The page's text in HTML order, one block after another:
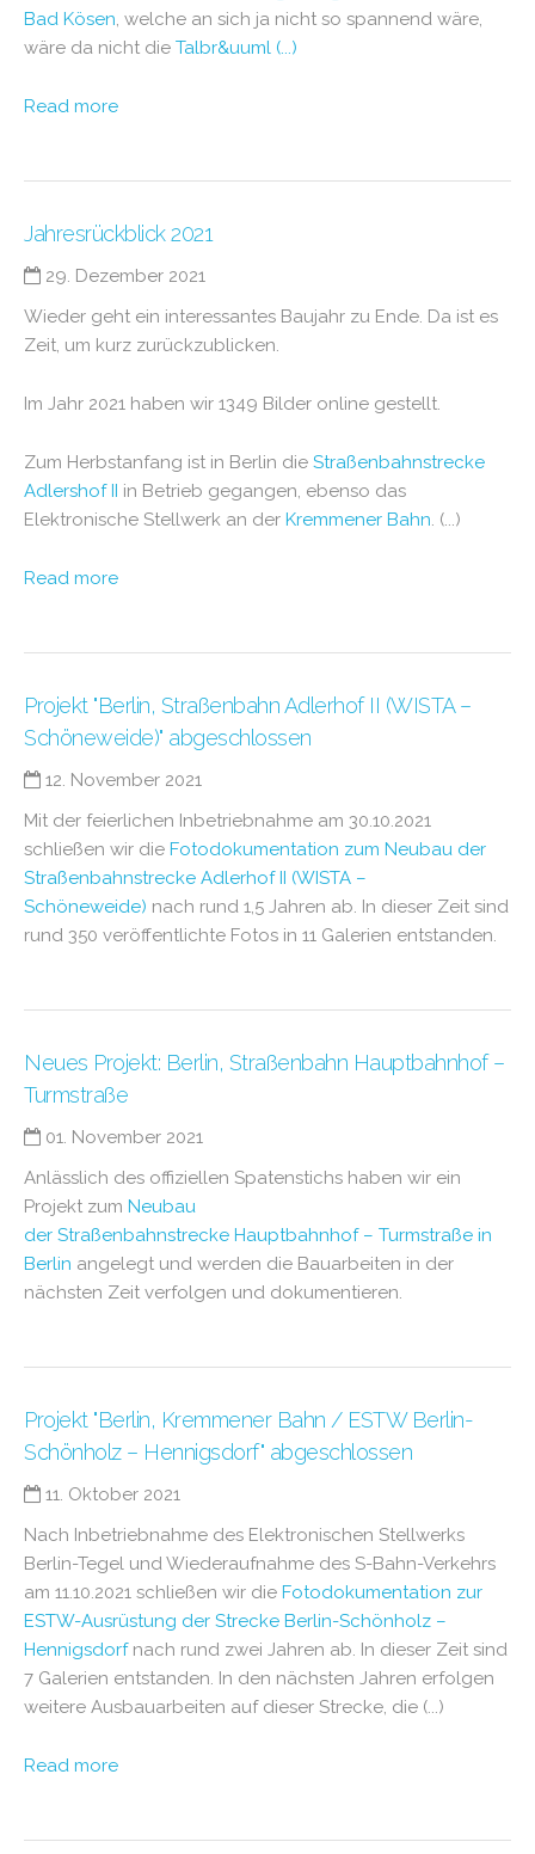
Bad Kösen, welche an sich ja nicht so spannend wäre,
wäre da nicht die Talbr&uuml (...)
Read more
Jahresrückblick 2021
29. Dezember 2021
Wieder geht ein interessantes Baujahr zu Ende. Da ist es
Zeit, um kurz zurückzublicken.
Im Jahr 2021 haben wir 1349 Bilder online gestellt.
Zum Herbstanfang ist in Berlin die Straßenbahnstrecke
Adlershof II in Betrieb gegangen, ebenso das
Elektronische Stellwerk an der Kremmener Bahn. (...)
Read more
Projekt "Berlin, Straßenbahn Adlerhof II (WISTA –
Schöneweide)" abgeschlossen
12. November 2021
Mit der feierlichen Inbetriebnahme am 30.10.2021
schließen wir die Fotodokumentation zum Neubau der
Straßenbahnstrecke Adlerhof II (WISTA –
Schöneweide) nach rund 1,5 Jahren ab. In dieser Zeit sind
rund 350 veröffentlichte Fotos in 11 Galerien entstanden.
Neues Projekt: Berlin, Straßenbahn Hauptbahnhof –
Turmstraße
01. November 2021
Anlässlich des offiziellen Spatenstichs haben wir ein
Projekt zum Neubau
der Straßenbahnstrecke Hauptbahnhof – Turmstraße in
Berlin angelegt und werden die Bauarbeiten in der
nächsten Zeit verfolgen und dokumentieren.
Projekt "Berlin, Kremmener Bahn / ESTW Berlin-
Schönholz – Hennigsdorf" abgeschlossen
11. Oktober 2021
Nach Inbetriebnahme des Elektronischen Stellwerks
Berlin-Tegel und Wiederaufnahme des S-Bahn-Verkehrs
am 11.10.2021 schließen wir die Fotodokumentation zur
ESTW-Ausrüstung der Strecke Berlin-Schönholz –
Hennigsdorfnach rund zwei Jahren ab. In dieser Zeit sind
7 Galerien entstanden. In den nächsten Jahren erfolgen
weitere Ausbauarbeiten auf dieser Strecke, die (...)
Read more